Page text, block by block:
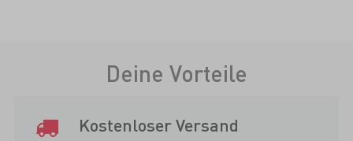
Deine Vorteile
Kostenloser Versand